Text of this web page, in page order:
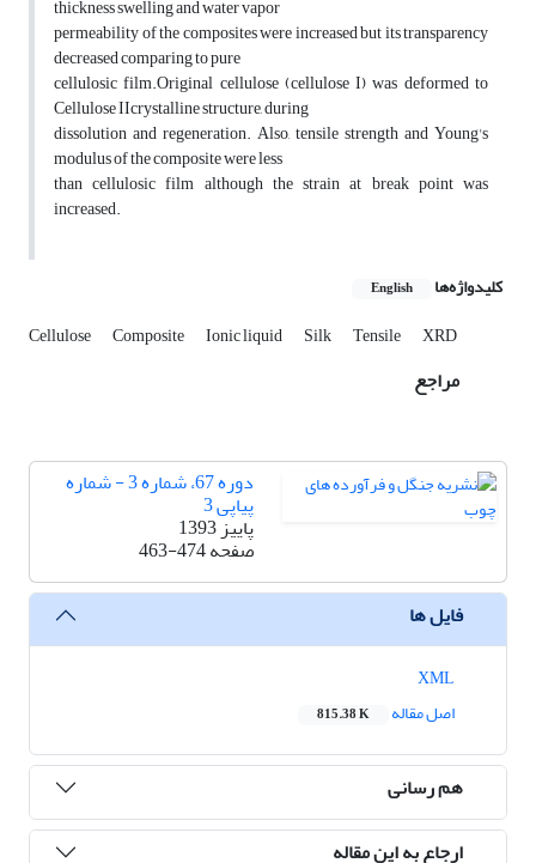
thickness swelling and water vapor
permeability of the composites were increased but its transparency
decreased comparing to pure
cellulosic film.Original cellulose (cellulose I) was deformed to
Cellulose IIcrystalline structure, during
dissolution and regeneration. Also, tensile strength and Young's
modulus of the composite were less
than cellulosic film although the strain at break point was
increased.
کلیدواژه‌ها English
Cellulose Composite Ionic liquid Silk Tensile XRD
مراجع
دوره 67، شماره 3 - شماره
پیاپی 3
پاییز 1393
صفحه463-474
فایل ها
اصل مقاله
815.38 K
هم رسانی
ارجاع به این مقاله